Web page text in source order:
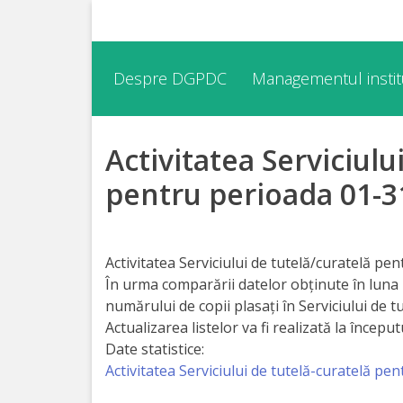
DGPDC
Informații
despre
DGPDC
Subdiviziuni/Servicii
Structura
Strategia
Despre DGPDC Managementul
Activitatea
pentru perioada 01-
Activitatea Serviciului de tutelă/curatelă
În urma comparării datelor obținute în luna
numărului de copii plasați în Serviciului de
Actualizarea listelor va fi realizată la
Date statistice:
Activitatea Serviciului de tutelă-curatelă